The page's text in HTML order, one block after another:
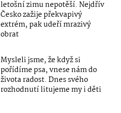
letošní zimu nepotěší. Nejdřív
Česko zažije překvapivý
extrém, pak udeří mrazivý
obrat
Mysleli jsme, že když si
pořídíme psa, vnese nám do
života radost. Dnes svého
rozhodnutí litujeme my i děti